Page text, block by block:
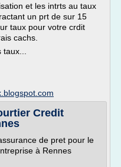
et les intrts au taux
un prt de sur 15
taux pour votre crdit
cachs.
Credit
de pret pour le
à Rennes